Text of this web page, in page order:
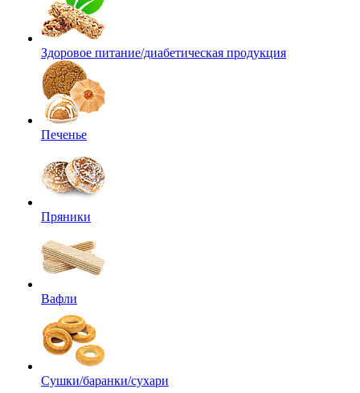
Здоровое питание/диабетическая продукция
Печенье
Пряники
Вафли
Сушки/баранки/сухари